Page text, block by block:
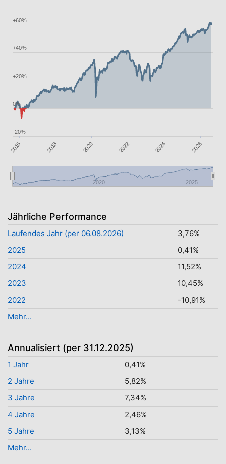
2016 2018 2020 2022 2024 2026
2020 2025
-20%
0%
+20%
+40%
+60%
Jährliche Performance
Laufendes Jahr (per 06.08.2026)
3,76%
2025
0,41%
2024
11,52%
2023
10,45%
2022
-10,91%
Mehr...
Annualisiert (per 31.12.2025)
1 Jahr
0,41%
2 Jahre
5,82%
3 Jahre
7,34%
4 Jahre
2,46%
5 Jahre
3,13%
Mehr...